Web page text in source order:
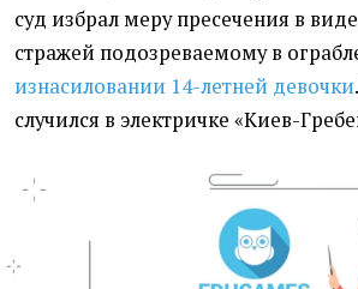
суд избрал меру пресечения в
стражей подозреваемому в
изнасиловании 14-летней девочки
случился в электричке «Киев-